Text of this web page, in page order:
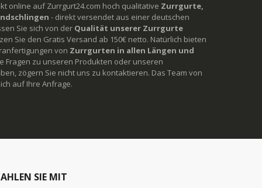
online auf Zurrgurt24.com hoch qualitative Zurrgurte,
- direkt versendet aus einer deutschen
Sie sich von der Qualität unserer Zurrgurte
Sie den Gratis Versand ab 150€ netto. Natürlich bieten
von Zurrgurten in allen Längen und
Fragen zu unseren Produkten oder unseren
zögern Sie nicht uns zu kontaktieren. Das Team von
auf Ihre Anfrage.
SIE MIT